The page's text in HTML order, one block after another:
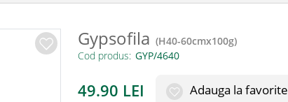
Gypsofila (H40-60cmx100g)
Cod produs:
49.90 LEI Adauga la favorite